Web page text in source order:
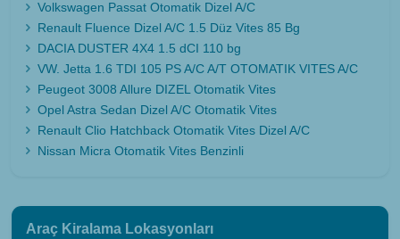
Volkswagen Passat Otomatik Dizel A/C
Renault Fluence Dizel A/C 1.5 Düz Vites 85 Bg
DACIA DUSTER 4X4 1.5 dCI 110 bg
VW. Jetta 1.6 TDI 105 PS A/C A/T OTOMATIK VITES A/C
Peugeot 3008 Allure DIZEL Otomatik Vites
Opel Astra Sedan Dizel A/C Otomatik Vites
Renault Clio Hatchback Otomatik Vites Dizel A/C
Nissan Micra Otomatik Vites Benzinli
Araç Kiralama Lokasyonları